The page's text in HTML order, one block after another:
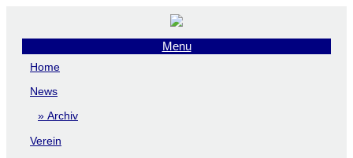
Menu
Home
News
Archiv
Verein